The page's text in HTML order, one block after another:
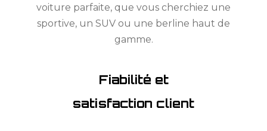
voiture parfaite, que vous cherchiez une
sportive, un SUV ou une berline haut de
gamme.
Fiabilité et
satisfaction client